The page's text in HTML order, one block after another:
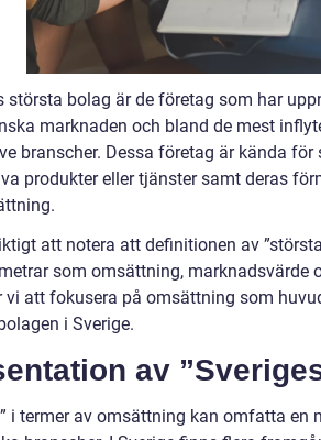
största bolag är de företag som har
marknaden och bland de mest
branscher. Dessa företag är kända
produkter eller tjänster samt deras
att notera att definitionen av
som omsättning, marknadsvärde
vi att fokusera på omsättning som
i Sverige.
av
i termer av omsättning kan omfatta en